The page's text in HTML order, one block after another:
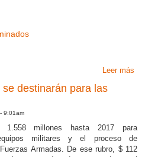
Leer más
destinarán para las
9:01am
1.558 millones hasta 2017 para
militares y el proceso de
Armadas. De ese rubro, $ 112